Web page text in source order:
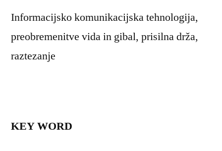
Informacijsko komunikacijska tehnologija,
preobremenitve vida in gibal, prisilna drža,
raztezanje
KEY WORD